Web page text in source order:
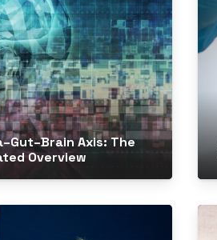
Axis: The
Overview